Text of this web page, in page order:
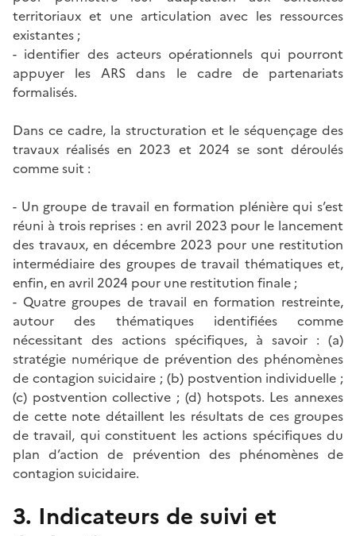
territoriaux et une articulation avec les ressources
existantes ;
- identifier des acteurs opérationnels qui pourront
appuyer les ARS dans le cadre de partenariats
formalisés.
Dans ce cadre, la structuration et le séquençage des
travaux réalisés en 2023 et 2024 se sont déroulés
comme suit :
- Un groupe de travail en formation plénière qui s’est
réuni à trois reprises : en avril 2023 pour le lancement
des travaux, en décembre 2023 pour une restitution
intermédiaire des groupes de travail thématiques et,
enfin, en avril 2024 pour une restitution finale ;
- Quatre groupes de travail en formation restreinte,
autour des thématiques identifiées comme
nécessitant des actions spécifiques, à savoir : (a)
stratégie numérique de prévention des phénomènes
de contagion suicidaire ; (b) postvention individuelle ;
(c) postvention collective ; (d) hotspots. Les annexes
de cette note détaillent les résultats de ces groupes
de travail, qui constituent les actions spécifiques du
plan d’action de prévention des phénomènes de
contagion suicidaire.
3. Indicateurs de suivi et